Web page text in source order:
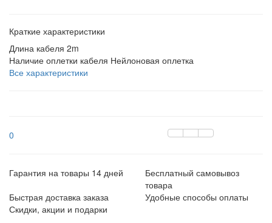
Краткие характеристики
Длина кабеля 2m
Наличие оплетки кабеля Нейлоновая оплетка
Все характеристики
0
Гарантия на товары 14 дней
Бесплатный самовывоз
товара
Быстрая доставка заказа
Удобные способы оплаты
Скидки, акции и подарки